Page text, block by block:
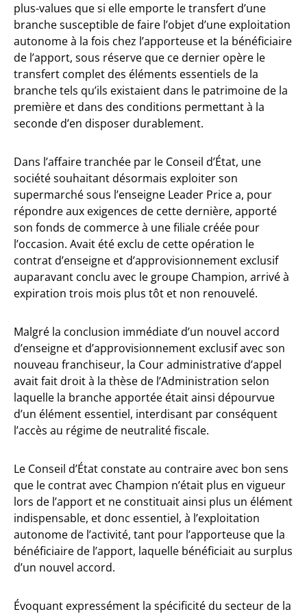
plus-values que si elle emporte le transfert d’une
branche susceptible de faire l’objet d’une exploitation
autonome à la fois chez l’apporteuse et la bénéficiaire
de l’apport, sous réserve que ce dernier opère le
transfert complet des éléments essentiels de la
branche tels qu’ils existaient dans le patrimoine de la
première et dans des conditions permettant à la
seconde d’en disposer durablement.
Dans l’affaire tranchée par le Conseil d’État, une
société souhaitant désormais exploiter son
supermarché sous l’enseigne Leader Price a, pour
répondre aux exigences de cette dernière, apporté
son fonds de commerce à une filiale créée pour
l’occasion. Avait été exclu de cette opération le
contrat d’enseigne et d’approvisionnement exclusif
auparavant conclu avec le groupe Champion, arrivé à
expiration trois mois plus tôt et non renouvelé.
Malgré la conclusion immédiate d’un nouvel accord
d’enseigne et d’approvisionnement exclusif avec son
nouveau franchiseur, la Cour administrative d’appel
avait fait droit à la thèse de l’Administration selon
laquelle la branche apportée était ainsi dépourvue
d’un élément essentiel, interdisant par conséquent
l’accès au régime de neutralité fiscale.
Le Conseil d’État constate au contraire avec bon sens
que le contrat avec Champion n’était plus en vigueur
lors de l’apport et ne constituait ainsi plus un élément
indispensable, et donc essentiel, à l’exploitation
autonome de l’activité, tant pour l’apporteuse que la
bénéficiaire de l’apport, laquelle bénéficiait au surplus
d’un nouvel accord.
Évoquant expressément la spécificité du secteur de la